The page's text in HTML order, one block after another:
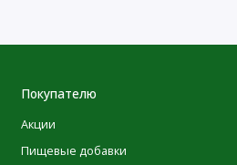
Покупателю
Акции
Пищевые добавки